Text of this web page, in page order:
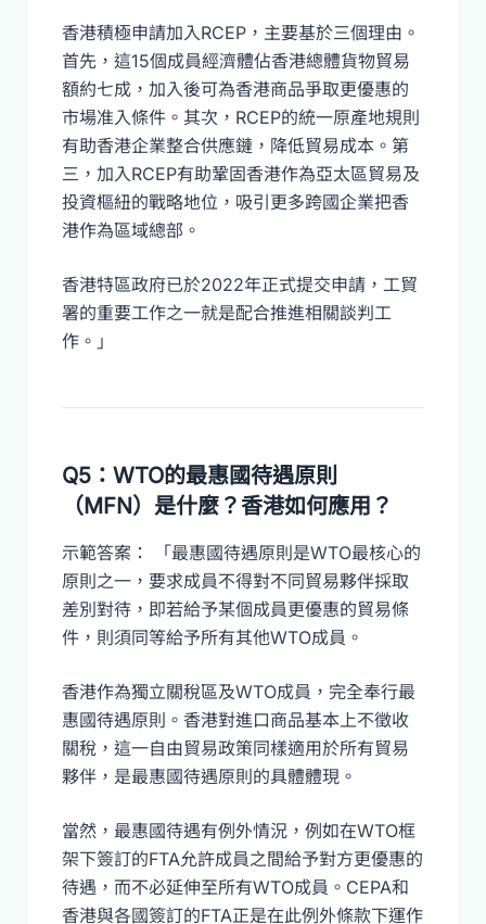
香港積極申請加入RCEP，主要基於三個理由。
首先，這15個成員經濟體佔香港總體貨物貿易
額約七成，加入後可為香港商品爭取更優惠的
市場准入條件。其次，RCEP的統一原產地規則
有助香港企業整合供應鏈，降低貿易成本。第
三，加入RCEP有助鞏固香港作為亞太區貿易及
投資樞紐的戰略地位，吸引更多跨國企業把香
港作為區域總部。
香港特區政府已於2022年正式提交申請，工貿
署的重要工作之一就是配合推進相關談判工
作。」
Q5：WTO的最惠國待遇原則
（MFN）是什麼？香港如何應用？
示範答案： 「最惠國待遇原則是WTO最核心的
原則之一，要求成員不得對不同貿易夥伴採取
差別對待，即若給予某個成員更優惠的貿易條
件，則須同等給予所有其他WTO成員。
香港作為獨立關稅區及WTO成員，完全奉行最
惠國待遇原則。香港對進口商品基本上不徵收
關稅，這一自由貿易政策同樣適用於所有貿易
夥伴，是最惠國待遇原則的具體體現。
當然，最惠國待遇有例外情況，例如在WTO框
架下簽訂的FTA允許成員之間給予對方更優惠的
待遇，而不必延伸至所有WTO成員。CEPA和
香港與各國簽訂的FTA正是在此例外條款下運作